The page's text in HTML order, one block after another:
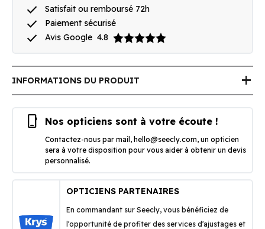
done Satisfait ou remboursé 72h
done Paiement sécurisé
done Avis Google 4.8
INFORMATIONS DU PRODUIT add
phone_iphone Nos opticiens sont à votre écoute !
Contactez-nous par mail, hello@seecly.com, un opticien
sera à votre disposition pour vous aider à obtenir un devis
personnalisé.
OPTICIENS PARTENAIRES
En commandant sur Seecly, vous bénéficiez de
l'opportunité de profiter des services d'ajustages et